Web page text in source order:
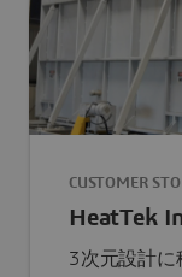
CUSTOMER
HeatTek
3次元設計に